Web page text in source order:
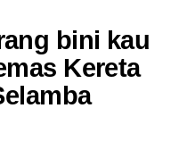
bini kau
Kereta